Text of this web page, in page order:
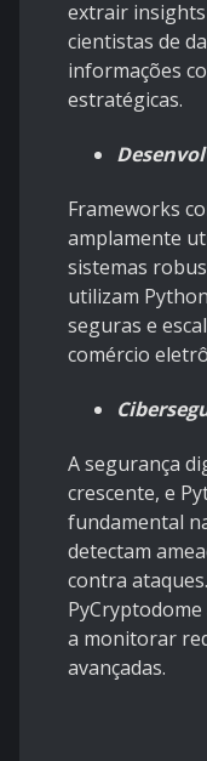
extrair
cientistas de
informações
estratégicas.
Frameworks
amplamente
sistemas
utilizam
seguras e
comércio
A segurança
crescente, e
fundamental
detectam
contra
a monitorar
avançadas.